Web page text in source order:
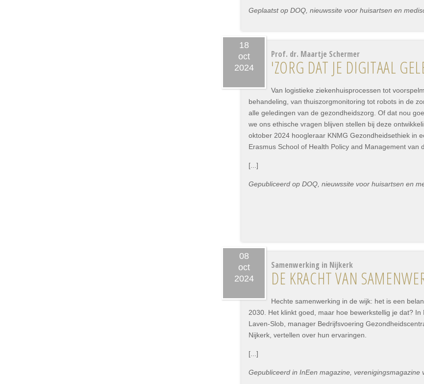
Geplaatst op DOQ, nieuwssite voor huisartsen en
18
oct
2024
Prof. dr. Maartje Schermer
'ZORG DAT JE DIGITAAL
Van logistieke ziekenhuisprocessen tot
behandeling, van thuiszorgmonitoring tot robots in de
alle geledingen van de gezondheidszorg. Of dat nou
we ons ethische vragen blijven stellen bij deze
oktober 2024 hoogleraar KNMG Gezondheidsethiek in
Erasmus School of Health Policy and Management van
[...]
Gepubliceerd op DOQ, nieuwssite voor huisartsen en
08
oct
2024
Samenwerking in Nijkerk
DE KRACHT VAN
Hechte samenwerking in de wijk: het is een
2030. Het klinkt goed, maar hoe bewerkstellig je dat?
Laven-Slob, manager Bedrijfsvoering
Nijkerk, vertellen over hun ervaringen.
[...]
Gepubliceerd in InEen magazine, verenigingsmagazine